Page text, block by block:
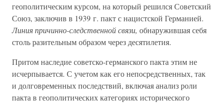
геополитическим курсом, на который решился Советский
Союз, заключив в 1939 г. пакт с нацистской Германией.
Линия причинно-следственной связи, обнаружившая себя
столь разительным образом через десятилетия.
Притом наследие советско-германского пакта этим не
исчерпывается. С учетом как его непосредственных, так
и долговременных последствий, включая анализ роли
пакта в геополитических категориях исторического